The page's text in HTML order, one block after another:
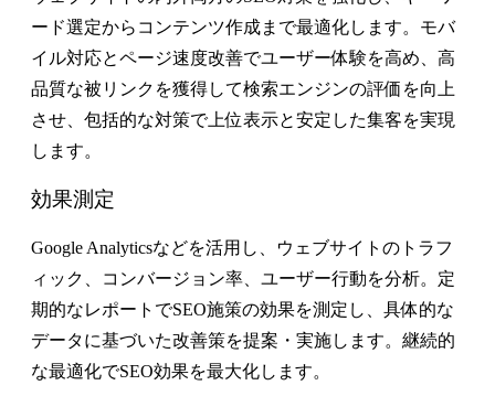
ード選定からコンテンツ作成まで最適化します。モバ
イル対応とページ速度改善でユーザー体験を高め、高
品質な被リンクを獲得して検索エンジンの評価を向上
させ、包括的な対策で上位表示と安定した集客を実現
します。
効果測定
Google Analyticsなどを活用し、ウェブサイトのトラフ
ィック、コンバージョン率、ユーザー行動を分析。定
期的なレポートでSEO施策の効果を測定し、具体的な
データに基づいた改善策を提案・実施します。継続的
な最適化でSEO効果を最大化します。